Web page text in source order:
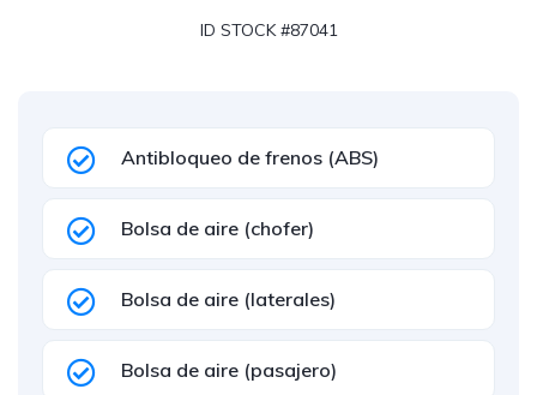
ID STOCK #87041
Antibloqueo de frenos (ABS)
Bolsa de aire (chofer)
Bolsa de aire (laterales)
Bolsa de aire (pasajero)